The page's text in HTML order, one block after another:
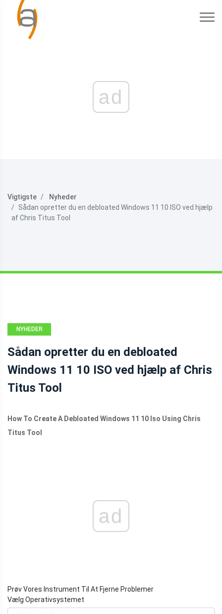
ad
Vigtigste
Nyheder
Sådan opretter du en debloated Windows 11 10 ISO ved hjælp
af Chris Titus Tool
NYHEDER
Sådan opretter du en debloated
Windows 11 10 ISO ved hjælp af Chris
Titus Tool
How To Create A Debloated Windows 11 10 Iso Using Chris
Titus Tool
ad
Prøv Vores Instrument Til At Fjerne Problemer
Vælg Operativsystemet